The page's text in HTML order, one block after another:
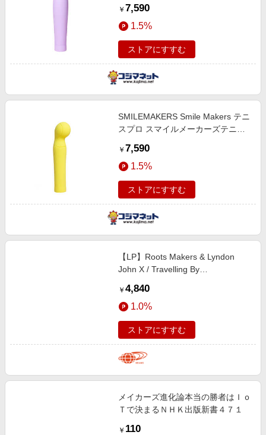
￥ 7,590
1.5%
ストアにすすむ
SMILEMAKERS Smile Makers テニ
スプロ スマイルメーカーズテニス
￥ 7,590
1.5%
ストアにすすむ
【LP】Roots Makers & Lyndon
John X / Travelling By
Records〉 音楽・本 MEN
RECORD ONE SIZE
￥ 4,840
1.0%
ストアにすすむ
メイカーズ進化論本当の勝者はＩｏ
Ｔで決まるＮＨＫ出版新書４７１
￥ 110